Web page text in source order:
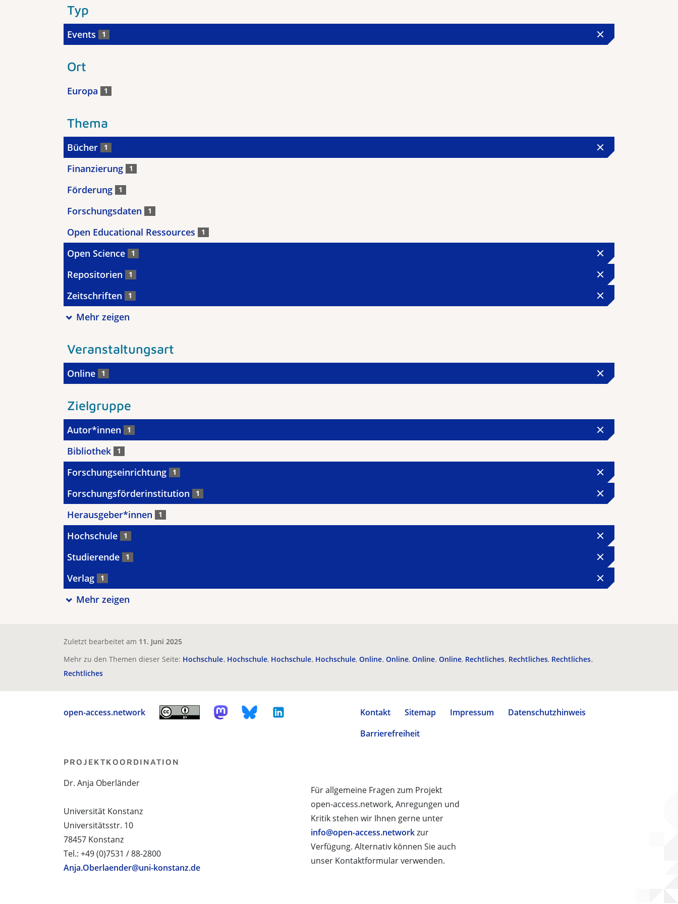
Typ
Events 1
Ort
Europa 1
Thema
Bücher 1
Finanzierung 1
Förderung 1
Forschungsdaten 1
Open Educational Ressources 1
Open Science 1
Repositorien 1
Zeitschriften 1
Mehr zeigen
Veranstaltungsart
Online 1
Zielgruppe
Autor*innen 1
Bibliothek 1
Forschungseinrichtung 1
Forschungsförderinstitution 1
Herausgeber*innen 1
Hochschule 1
Studierende 1
Verlag 1
Mehr zeigen
Zuletzt bearbeitet am 11. Juni 2025
Mehr zu den Themen dieser Seite: Hochschule Hochschule Hochschule Hochschule Online Online Online Online Rechtliches Rechtliches Rechtliches
Rechtliches
open-access.network Kontakt Sitemap Impressum
Datenschutzhinweis
Barrierefreiheit
Für allgemeine Fragen zum Projekt
open-access.network, Anregungen und
Kritik stehen wir Ihnen gerne unter
info@open-access.networkzur
Verfügung. Alternativ können Sie auch
unser Kontaktformular verwenden.
PROJEKTKOORDINATION
Dr. Anja Oberländer
Universität Konstanz
Universitätsstr. 10
78457 Konstanz
Tel.: +49 (0)7531 / 88-2800
Anja.Oberlaender@uni-konstanz.de